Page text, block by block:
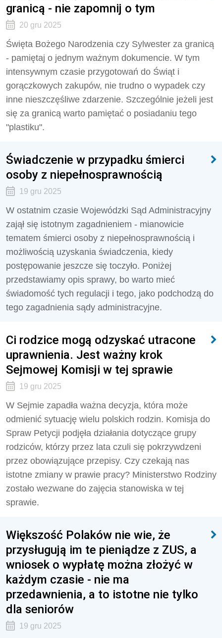
granicą - nie zapomnij o tym
20 gru 2025
Święta Bożego Narodzenia czy Sylwester za granicą
- pamiętaj o jednym ważnym dokumencie. W tym
intensywnym czasie przygotowań do Świąt i
gorączkowych zakupów, nie trudno o wypadek czy
inne nieszczęśliwe zdarzenie. Szczególnie jeżeli jest
się za granicą warto pamiętać o posiadaniu tego
"plastiku".
Świadczenie w przypadku śmierci
osoby z niepełnosprawnością
19 gru 2025
W ostatnim czasie Wojewódzki Sąd Administracyjny
zajął się istotnym zagadnieniem - mianowicie
tematem śmierci osoby z niepełnosprawnością i
możliwością uzyskania świadczenia, kiedy
postępowanie jeszcze się toczyło. Poniżej
przedstawiamy opis sprawy, bo warto mieć
świadomość tych regulacji i tego, jako podchodzą do
tego zagadnienia sądy administracyjne.
Ci rodzice mogą odzyskać utracone
uprawnienia. Jest ważny krok
Sejmowej Komisji w tej sprawie
19 gru 2025
W Sejmie zapadła ważna decyzja, która może
odmienić sytuację wielu polskich rodzin. Komisja do
Spraw Petycji podjęła działania dotyczące grupy
rodziców, którzy przez lata czuli się pokrzywdzeni
przez obowiązujące przepisy. Czy czekają nas
istotne zmiany w prawie pracy? Ministerstwo Rodziny
zostało wezwane do zajęcia stanowiska w tej
sprawie.
Większość Polaków nie wie, że
przysługują im te pieniądze z ZUS, a
wniosek o wypłatę można złożyć w
każdym czasie - nie ma
przedawnienia, a to istotne nie tylko
dla seniorów
19 gru 2025